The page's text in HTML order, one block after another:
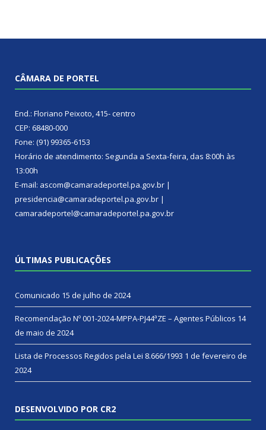
CÂMARA DE PORTEL
End.: Floriano Peixoto, 415- centro
CEP: 68480-000
Fone: (91) 99365-6153
Horário de atendimento: Segunda a Sexta-feira, das 8:00h às
13:00h
E-mail: ascom@camaradeportel.pa.gov.br |
presidencia@camaradeportel.pa.gov.br |
camaradeportel@camaradeportel.pa.gov.br
ÚLTIMAS PUBLICAÇÕES
Comunicado 15 de julho de 2024
Recomendação Nº 001-2024-MPPA-PJ44ªZE – Agentes Públicos 14
de maio de 2024
Lista de Processos Regidos pela Lei 8.666/1993 1 de fevereiro de
2024
DESENVOLVIDO POR CR2